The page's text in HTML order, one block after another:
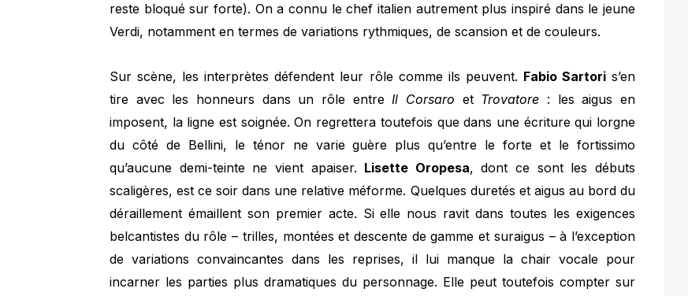
reste bloqué sur forte). On a connu le chef italien autrement plus inspiré dans le jeune
Verdi, notamment en termes de variations rythmiques, de scansion et de couleurs.
Sur scène, les interprètes défendent leur rôle comme ils peuvent. Fabio Sartoris’en
tire avec les honneurs dans un rôle entreIl Corsaro et Trovatore : les aigus en
imposent, la ligne est soignée. On regrettera toutefois que dans une écriture qui lorgne
du côté de Bellini, le ténor ne varie guère plus qu’entre le forte et le fortissimo
qu’aucune demi-teinte ne vient apaiser. Lisette Oropesa, dont ce sont les débuts
scaligères, est ce soir dans une relative méforme. Quelques duretés et aigus au bord du
déraillement émaillent son premier acte. Si elle nous ravit dans toutes les exigences
belcantistes du rôle – trilles, montées et descente de gamme et suraigus – à l’exception
de variations convaincantes dans les reprises, il lui manque la chair vocale pour
incarner les parties plus dramatiques du personnage. Elle peut toutefois compter sur